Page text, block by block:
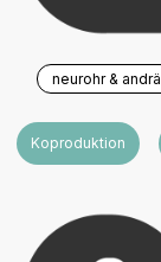
neurohr & andrä
Koproduktion